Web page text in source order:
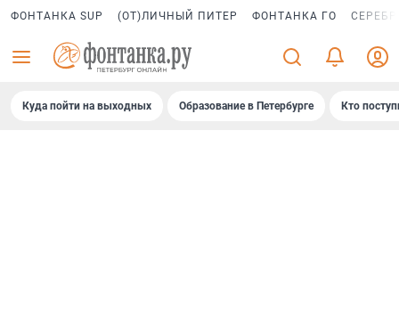
ФОНТАНКА SUP (ОТ)ЛИЧНЫЙ ПИТЕР ФОНТАНКА ГО
Куда пойти на выходных Образование в Петербурге Кто